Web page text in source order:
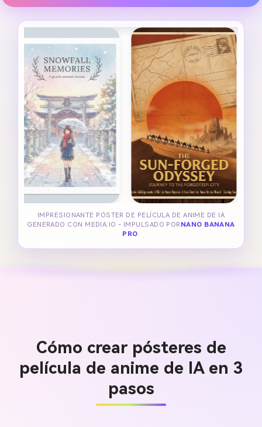
IMPRESIONANTE PÓSTER DE PELÍCULA DE ANIME DE IA
GENERADO CON MEDIA.IO - IMPULSADO POR NANO BANANA
PRO.
Cómo crear pósteres de
película de anime de IA en 3
pasos